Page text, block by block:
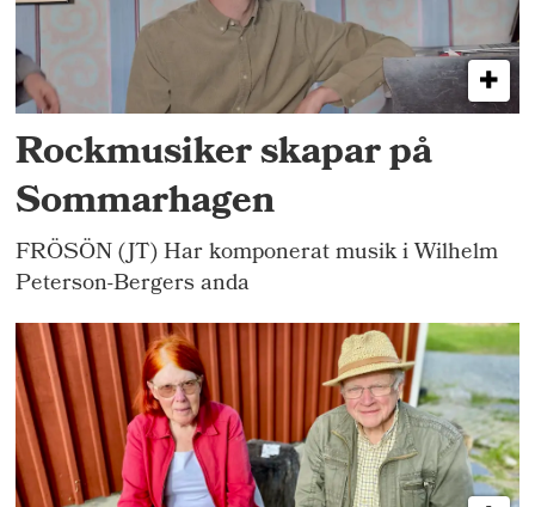
Rockmusiker skapar på
Sommarhagen
FRÖSÖN (JT) Har komponerat musik i Wilhelm
Peterson-Bergers anda